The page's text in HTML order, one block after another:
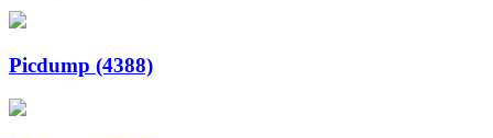
Picdump (4388)